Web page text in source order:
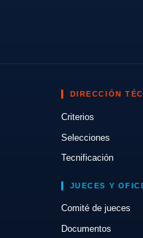
DIRECCIÓN
Criterios
Selecciones
Tecnificación
JUECES Y
Comité de jueces
Documentos